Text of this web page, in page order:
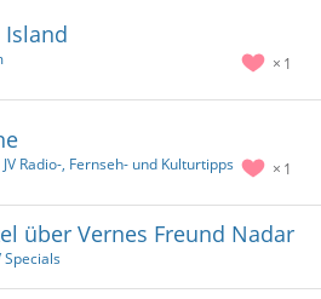
Island
1
1
JV Radio-, Fernseh- und Kulturtipps
über Vernes Freund Nadar
Specials